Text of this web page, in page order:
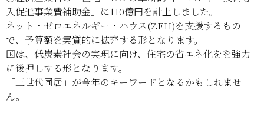
入促進事業費補助金」に110億円を計上しました。
ネット・ゼロエネルギー・ハウス(ZEH)を支援するもの
で、予算額を実質的に拡充する形となります。
国は、低炭素社会の実現に向け、住宅の省エネ化をを強力
に後押しする形となります。
「三世代同居」が今年のキーワードとなるかもしれませ
ん。